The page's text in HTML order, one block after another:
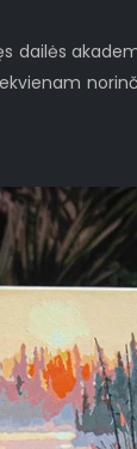
dailės